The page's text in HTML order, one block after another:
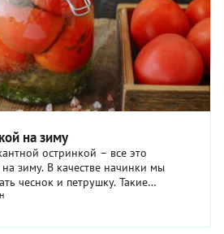
на зиму
остринкой – все это
зиму. В качестве начинки мы
чеснок и петрушку. Такие
приятным дополнением ко
и панацеей от сезонных болезней.
и будьте здоровы всю долгую